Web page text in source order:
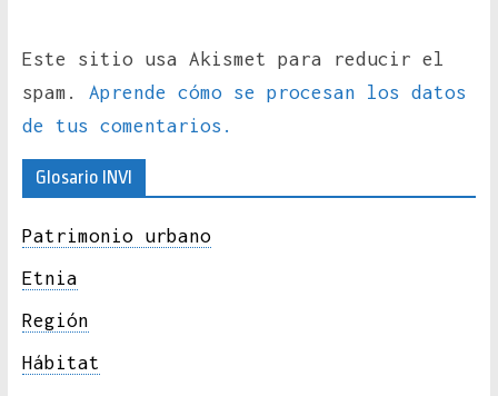
Este sitio usa Akismet para reducir el
spam. Aprende cómo se procesan los datos
de tus comentarios.
Glosario INVI
Patrimonio urbano
Etnia
Región
Hábitat